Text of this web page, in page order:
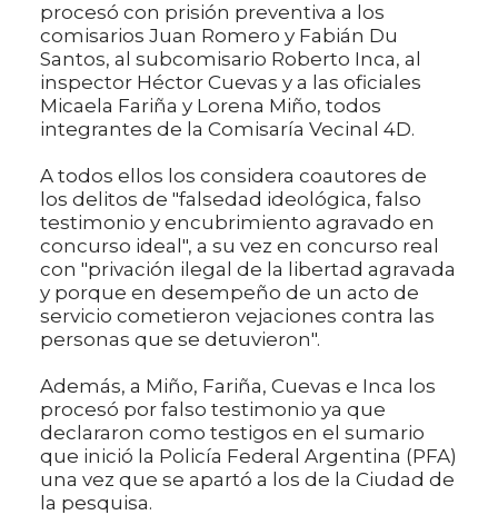
procesó con prisión preventiva a los
comisarios Juan Romero y Fabián Du
Santos, al subcomisario Roberto Inca, al
inspector Héctor Cuevas y a las oficiales
Micaela Fariña y Lorena Miño, todos
integrantes de la Comisaría Vecinal 4D.
A todos ellos los considera coautores de
los delitos de "falsedad ideológica, falso
testimonio y encubrimiento agravado en
concurso ideal", a su vez en concurso real
con "privación ilegal de la libertad agravada
y porque en desempeño de un acto de
servicio cometieron vejaciones contra las
personas que se detuvieron".
Además, a Miño, Fariña, Cuevas e Inca los
procesó por falso testimonio ya que
declararon como testigos en el sumario
que inició la Policía Federal Argentina (PFA)
una vez que se apartó a los de la Ciudad de
la pesquisa.